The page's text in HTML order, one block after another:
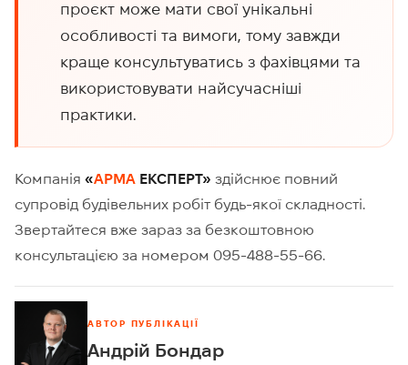
проєкт може мати свої унікальні
особливості та вимоги, тому завжди
краще консультуватись з фахівцями та
використовувати найсучасніші
практики.
Компанія «АРМА ЕКСПЕРТ» здійснює повний
супровід будівельних робіт будь-якої складності.
Звертайтеся вже зараз за безкоштовною
консультацією за номером 095-488-55-66.
АВТОР ПУБЛІКАЦІЇ
Андрій Бондар